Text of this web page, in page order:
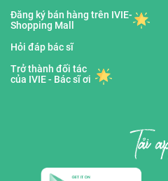
Đăng ký bán hàng trên IVIE-
Shopping Mall
Hỏi đáp bác sĩ
Trở thành đối tác
của IVIE - Bác sĩ ơi